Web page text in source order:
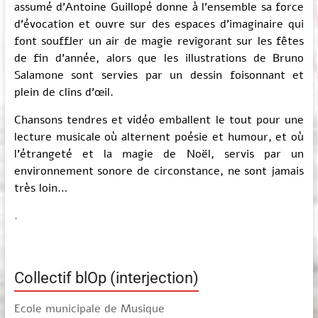
assumé d’Antoine Guillopé donne à l’ensemble sa force
d’évocation et ouvre sur des espaces d’imaginaire qui
font souffler un air de magie revigorant sur les fêtes
de fin d’année, alors que les illustrations de Bruno
Salamone sont servies par un dessin foisonnant et
plein de clins d’œil.
Chansons tendres et vidéo emballent le tout pour une
lecture musicale où alternent poésie et humour, et où
l’étrangeté et la magie de Noël, servis par un
environnement sonore de circonstance, ne sont jamais
très loin…
.
Collectif blOp (interjection)
Ecole municipale de Musique